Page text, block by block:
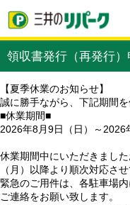
領収書発行（再発行
【夏季休業のお知らせ】
誠に勝手ながら、下記期間
■休業期間■
2026年8月9日（日）～2026
休業期間中にいただきまし
（月）以降より順次対応さ
緊急のご用件は、各駐車場
ご連絡をお願い致します。